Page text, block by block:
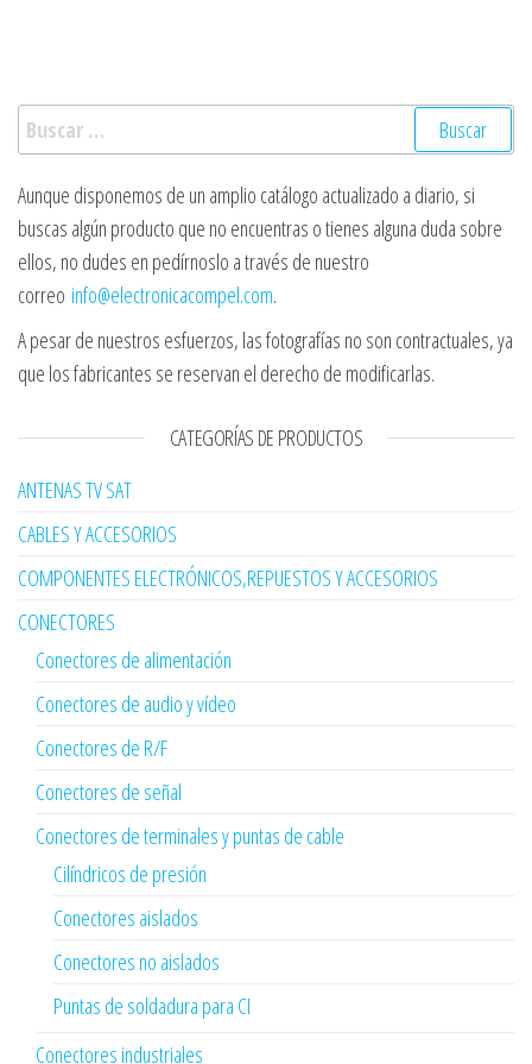
Buscar:
Aunque disponemos de un amplio catálogo actualizado a diario, si
buscas algún producto que no encuentras o tienes alguna duda sobre
ellos, no dudes en pedírnoslo a través de nuestro
correo info@electronicacompel.com.
A pesar de nuestros esfuerzos, las fotografías no son contractuales, ya
que los fabricantes se reservan el derecho de modificarlas.
CATEGORÍAS DE PRODUCTOS
ANTENAS TV SAT
CABLES Y ACCESORIOS
COMPONENTES ELECTRÓNICOS,REPUESTOS Y ACCESORIOS
CONECTORES
Conectores de alimentación
Conectores de audio y vídeo
Conectores de R/F
Conectores de señal
Conectores de terminales y puntas de cable
Cilíndricos de presión
Conectores aislados
Conectores no aislados
Puntas de soldadura para CI
Conectores industriales